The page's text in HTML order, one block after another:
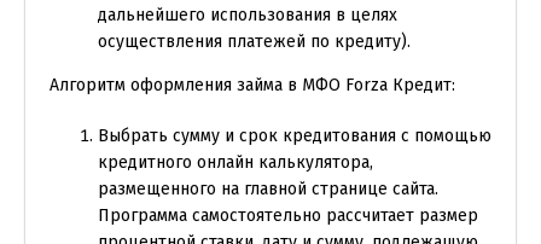
дальнейшего использования в целях
осуществления платежей по кредиту).
Алгоритм оформления займа в МФО Forza Кредит:
Выбрать сумму и срок кредитования с помощью
кредитного онлайн калькулятора,
размещенного на главной странице сайта.
Программа самостоятельно рассчитает размер